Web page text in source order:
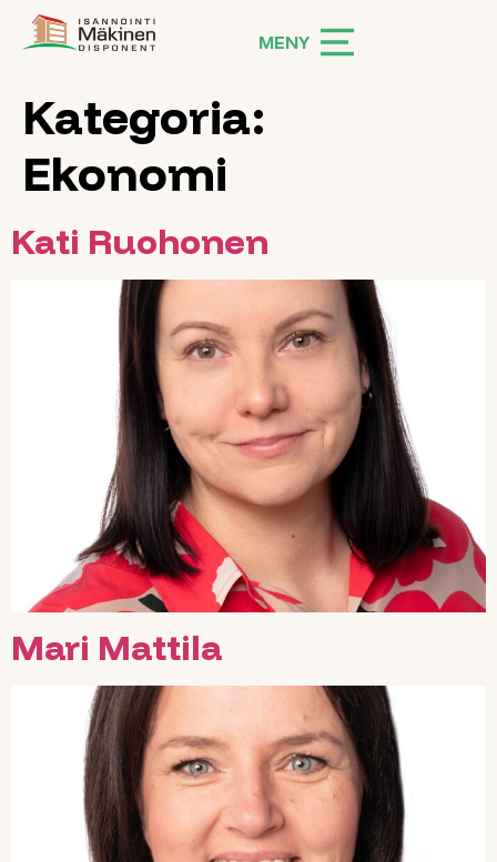
MENY
Starsida
Bostadsaktiebolagslagen
Uthyrning
Hyresobjekt
Bostadsansökan
Ansvarsfördelning
Företag
Kontaktuppgifter
Viilu webbutik
Kategoria:
Ekonomi
Kati Ruohonen
Mari Mattila